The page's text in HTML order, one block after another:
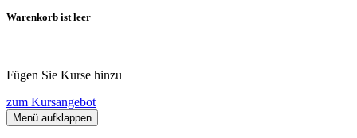
Warenkorb ist leer
Fügen Sie Kurse hinzu
zum Kursangebot
Menü aufklappen